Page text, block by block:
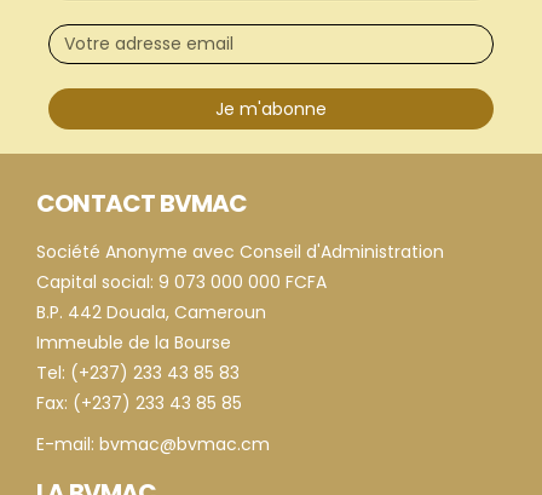
Je m'abonne
CONTACT BVMAC
Société Anonyme avec Conseil d'Administration
Capital social: 9 073 000 000 FCFA
B.P. 442 Douala, Cameroun
Immeuble de la Bourse
Tel: (+237) 233 43 85 83
Fax: (+237) 233 43 85 85
E-mail: bvmac@bvmac.cm